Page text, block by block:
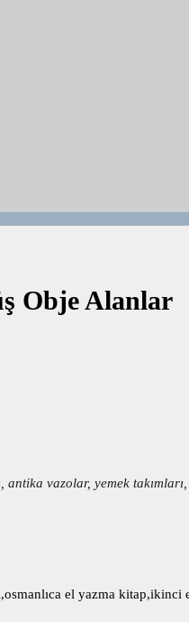
Obje Alanlar
vazolar, yemek
el yazma